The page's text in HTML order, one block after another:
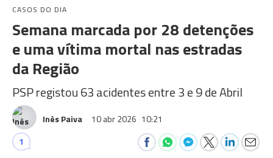
CASOS DO DIA
Semana marcada por 28 detenções
e uma vítima mortal nas estradas
da Região
PSP registou 63 acidentes entre 3 e 9 de Abril
Inês Paiva 10 abr 2026 10:21
1